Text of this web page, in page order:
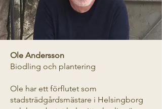
Ole Andersson
Biodling och plantering
Ole har ett förflutet som
stadsträdgårdsmästare i Helsingborg